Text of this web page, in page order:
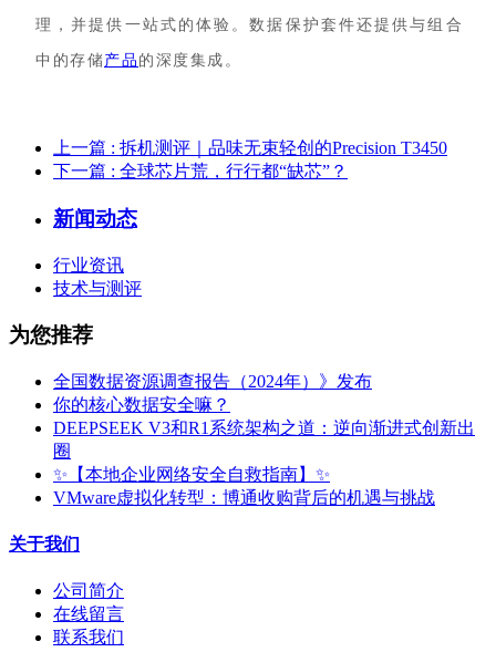
理，并提供一站式的体验。数据保护套件还提供与组合
中的存储产品的深度集成。
上一篇 : 拆机测评｜品味无束轻创的Precision T3450
下一篇 : 全球芯片荒，行行都“缺芯”？
新闻动态
行业资讯
技术与测评
为您推荐
全国数据资源调查报告（2024年）》发布
你的核心数据安全嘛？
DEEPSEEK V3和R1系统架构之道：逆向渐进式创新出
圈
✨【本地企业网络安全自救指南】✨
VMware虚拟化转型：博通收购背后的机遇与挑战
关于我们
公司简介
在线留言
联系我们